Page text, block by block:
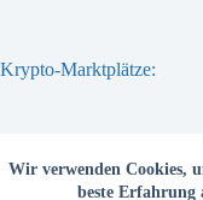
Wir verwenden Cookies,
beste Erfahrung
Krypto-Marktplätze:
Bitpanda